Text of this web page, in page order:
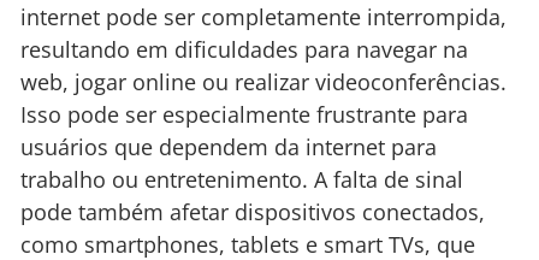
internet pode ser completamente interrompida,
resultando em dificuldades para navegar na
web, jogar online ou realizar videoconferências.
Isso pode ser especialmente frustrante para
usuários que dependem da internet para
trabalho ou entretenimento. A falta de sinal
pode também afetar dispositivos conectados,
como smartphones, tablets e smart TVs, que